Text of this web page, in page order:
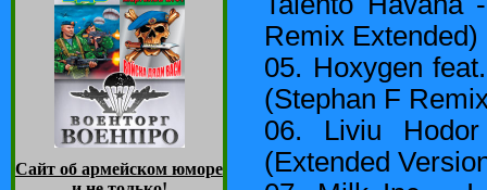
Сайт об армейском юморе
Remix Extended)
05. Hoxygen
(Stephan F
06. Liviu
(Extended